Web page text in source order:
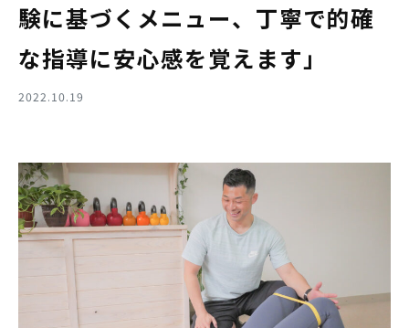
験に基づくメニュー、丁寧で的確
な指導に安心感を覚えます」
2022.10.19